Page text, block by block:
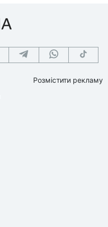
Розмістити рекламу